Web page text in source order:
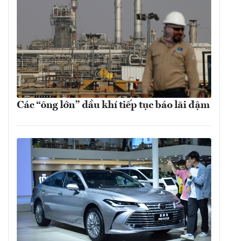
Các “ông lớn” dầu khí tiếp tục báo lãi đậm